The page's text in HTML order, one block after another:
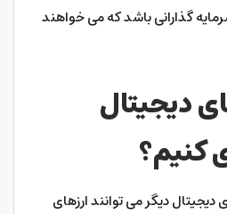
گذارانی باشد که می خواهند
دیجیتال
کنیم؟
دیگر می توانند ارزهای